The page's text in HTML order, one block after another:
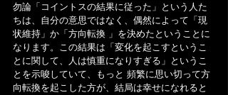
勿論「コイントスの結果に従った」という人た
ちは、自分の意思ではなく、偶然によって「現
状維持」か「方向転換 」を決めたということに
なります。この結果は「変化を起こすというこ
とに関して、人は慎重になりすぎる」というこ
とを示唆していて、もっと 頻繁に思い切って方
向転換を起こした方が、結局は幸せになれると